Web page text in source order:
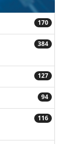
170
384
127
94
116